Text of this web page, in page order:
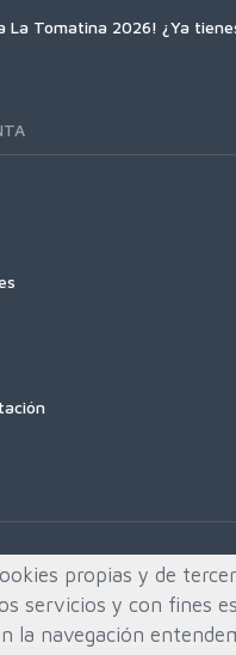
La Tomatina 2026! ¿Ya
propias y de
servicios y con fines
la navegación